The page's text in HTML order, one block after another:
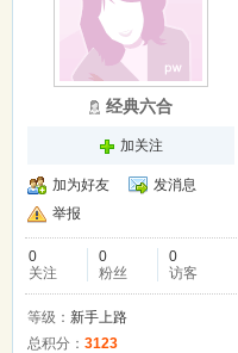
经典六合
加关注
加为好友
发消息
举报
0
关注
0
粉丝
0
访客
等级： 新手上路
总积分： 3123